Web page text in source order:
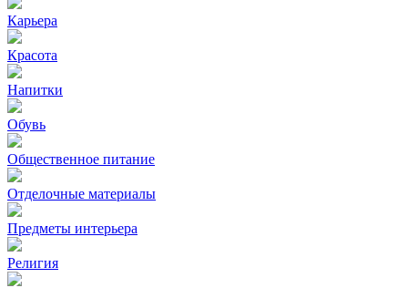
Карьера
Красота
Напитки
Обувь
Общественное питание
Отделочные материалы
Предметы интерьера
Религия